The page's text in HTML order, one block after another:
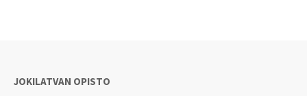
JOKILATVAN OPISTO